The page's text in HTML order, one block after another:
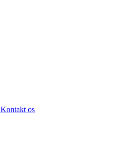
Kontakt os